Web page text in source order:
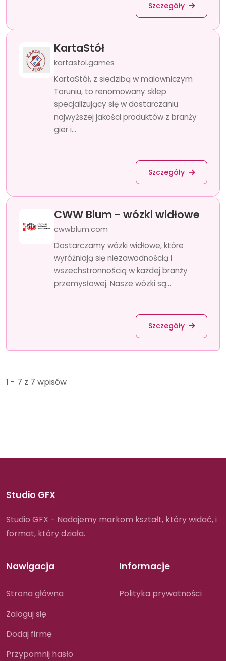
Szczegóły
KartaStół
kartastol.games
KartaStół, z siedzibą w malowniczym
Toruniu, to renomowany sklep
specjalizujący się w dostarczaniu
najwyższej jakości produktów z branży
gier i...
Szczegóły
CWW Blum - wózki widłowe
cwwblum.com
Dostarczamy wózki widłowe, które
wyróżniają się niezawodnością i
wszechstronnością w każdej branży
przemysłowej. Nasze wózki są...
Szczegóły
1 - 7 z 7 wpisów
Studio GFX
Studio GFX - Nadajemy markom kształt, który widać, i
format, który działa.
Nawigacja
Strona główna
Zaloguj się
Dodaj firmę
Przypomnij hasło
Informacje
Polityka prywatności